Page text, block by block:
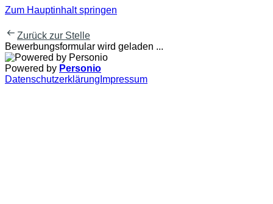
Zum Hauptinhalt springen
Zurück zur Stelle
Bewerbungsformular wird geladen ...
Powered by Personio
Datenschutzerklärung Impressum